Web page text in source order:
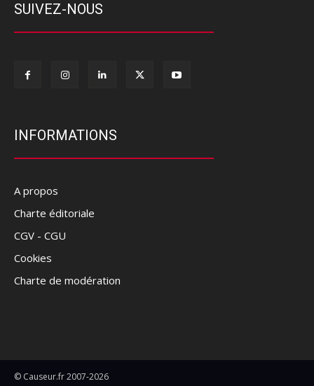
SUIVEZ-NOUS
INFORMATIONS
A propos
Charte éditoriale
CGV - CGU
Cookies
Charte de modération
© Causeur.fr 2007-2026